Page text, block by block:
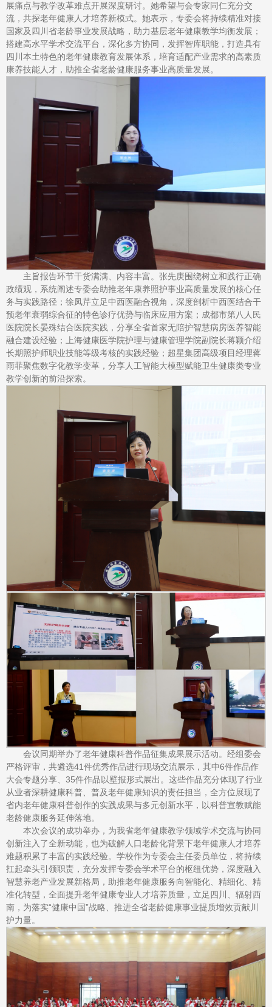
展痛点与教学改革难点开展深度研讨。她希望与会专家同仁充分交
流，共探老年健康人才培养新模式。她表示，专委会将持续精准对接
国家及四川省老龄事业发展战略，助力基层老年健康教学均衡发展；
搭建高水平学术交流平台，深化多方协同，发挥智库职能，打造具有
四川本土特色的老年健康教育发展体系，培育适配产业需求的高素质
康养技能人才，助推全省老龄健康服务事业高质量发展。
主旨报告环节干货满满、内容丰富。张先庚围绕树立和践行正确
政绩观，系统阐述专委会助推老年康养照护事业高质量发展的核心任
务与实践路径；徐凤芹立足中西医融合视角，深度剖析中西医结合干
预老年衰弱综合征的特色诊疗优势与临床应用方案；成都市第八人民
医院院长晏殊结合医院实践，分享全省首家无陪护智慧病房医养智能
融合建设经验；上海健康医学院护理与健康管理学院副院长蒋颖介绍
长期照护师职业技能等级考核的实践经验；超星集团高级项目经理蒋
雨菲聚焦数字化教学变革，分享人工智能大模型赋能卫生健康类专业
教学创新的前沿探索。
会议同期举办了老年健康科普作品征集成果展示活动。经组委会
严格评审，共遴选41件优秀作品进行现场交流展示，其中6件作品作
大会专题分享、35件作品以壁报形式展出。这些作品充分体现了行业
从业者深耕健康科普、普及老年健康知识的责任担当，全方位展现了
省内老年健康科普创作的实践成果与多元创新水平，以科普宣教赋能
老龄健康服务延伸落地。
本次会议的成功举办，为我省老年健康教学领域学术交流与协同
创新注入了全新动能，也为破解人口老龄化背景下老年健康人才培养
难题积累了丰富的实践经验。学校作为专委会主任委员单位，将持续
扛起牵头引领职责，充分发挥专委会学术平台的枢纽优势，深度融入
智慧养老产业发展新格局，助推老年健康服务向智能化、精细化、精
准化转型，全面提升老年健康专业人才培养质量，立足四川、辐射西
南，为落实“健康中国”战略、推进全省老龄健康事业提质增效贡献川
护力量。